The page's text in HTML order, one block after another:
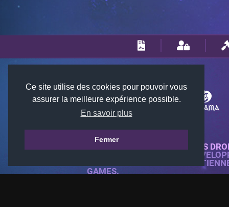
Ce site utilise des cookies pour pouvoir vous
assurer la meilleure expérience possible.
En savoir plus
Fermer
© 2018-2026 KTARENA. TOUS
SITE WEB ENTIÈREMENT
TOUTES LES IMAGES
GAMES.